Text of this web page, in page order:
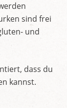
sind frei
und
dass du
kannst.